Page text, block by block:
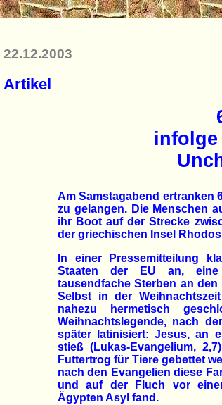
22.12.2003
Artikel
infolge
Am Samstagabend ertranken
zu gelangen. Die Menschen
ihr Boot auf der Strecke
der griechischen Insel
In einer Pressemitteilung
Staaten der EU an, eine
tausendfache Sterben an
Selbst in der
nahezu hermetisch
Weihnachtslegende, nach
später latinisiert: Jesus, an
stieß (Lukas-Evangelium,
Futtertrog für Tiere gebettet
nach den Evangelien diese
und auf der Fluch vor
Ägypten Asyl fand.